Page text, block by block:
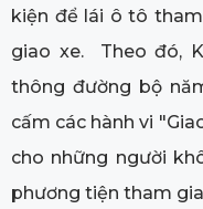
kiện để lái ô tô
giao xe. Theo đó,
thông đường bộ
cấm các hành vi
cho những người
phương tiện tham